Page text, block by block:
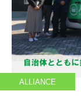
ALLIANCE